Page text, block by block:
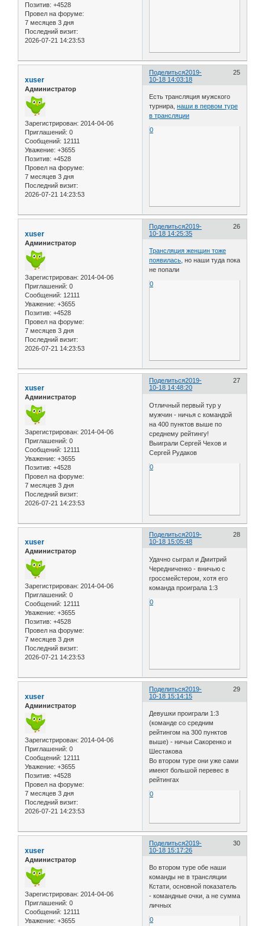
Позитив: +4528
Провел на форуме:
7 месяцев 3 дня
Последний визит:
2026-07-21 14:23:53
Поделиться 25
2019-
10-18 14:03:18
xuser
Администратор
Зарегистрирован: 2014-04-06
Приглашений: 0
Сообщений: 12111
Уважение: +3655
Позитив: +4528
Провел на форуме:
7 месяцев 3 дня
Последний визит:
2026-07-21 14:23:53
Есть трансляция мужского
турнира,наши в первом туре
в трансляции
0
Поделиться 26
2019-
10-18 14:25:35
xuser
Администратор
Зарегистрирован: 2014-04-06
Приглашений: 0
Сообщений: 12111
Уважение: +3655
Позитив: +4528
Провел на форуме:
7 месяцев 3 дня
Последний визит:
2026-07-21 14:23:53
Трансляция женщин тоже
появилась , но наши туда пока
не попали
0
Поделиться 27
2019-
10-18 14:48:20
xuser
Администратор
Зарегистрирован: 2014-04-06
Приглашений: 0
Сообщений: 12111
Уважение: +3655
Позитив: +4528
Провел на форуме:
7 месяцев 3 дня
Последний визит:
2026-07-21 14:23:53
Отличный первый тур у
мужчин - ничья с командой
на 400 пунктов выше по
среднему рейтингу!
Выиграли Сергей Чехов и
Сергей Рудаков
0
Поделиться 28
2019-
10-18 15:05:48
xuser
Администратор
Зарегистрирован: 2014-04-06
Приглашений: 0
Сообщений: 12111
Уважение: +3655
Позитив: +4528
Провел на форуме:
7 месяцев 3 дня
Последний визит:
2026-07-21 14:23:53
Удачно сыграл и Дмитрий
Чередниченко - вничью с
гроссмейстером, хотя его
команда проиграла 1:3
0
Поделиться 29
2019-
10-18 15:14:15
xuser
Администратор
Зарегистрирован: 2014-04-06
Приглашений: 0
Сообщений: 12111
Уважение: +3655
Позитив: +4528
Провел на форуме:
7 месяцев 3 дня
Последний визит:
2026-07-21 14:23:53
Девушки проиграли 1:3
(команде со средним
рейтингом на 300 пунктов
выше) - ничьи Сакоренко и
Шестакова
Во втором туре они уже сами
имеют большой перевес в
рейтингах
0
Поделиться 30
2019-
10-18 15:17:26
xuser
Администратор
Зарегистрирован: 2014-04-06
Приглашений: 0
Сообщений: 12111
Уважение: +3655
Во втором туре обе наши
команды не в трансляции
Кстати, основной показатель
- командные очки, а не сумма
личных
0